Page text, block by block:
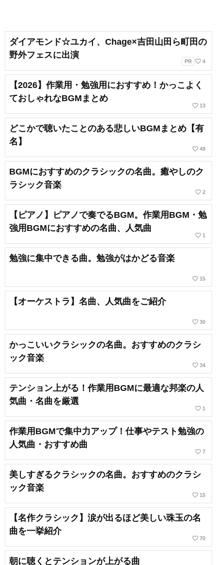
ダイアモンド☆ユカイ、Chage×吉田山田ら町田の
野外フェスに出演
PR favorite_border 4
【2026】作業用・勉強用におすすめ！かっこよく
ておしゃれなBGMまとめ
favorite_border 13
どこかで聴いたことのある悲しいBGMまとめ【有
名】
favorite_border 49
BGMにおすすめのクラシックの名曲。癒やしのク
ラシック音楽
favorite_border 2
【ピアノ】ピアノで奏でるBGM。作業用BGM・勉
強用BGMにおすすめの名曲、人気曲
favorite_border 1
勉強に集中できる曲。勉強がはかどる音楽
favorite_border 15
【オーケストラ】名曲、人気曲をご紹介
favorite_border 30
かっこいいクラシックの名曲。おすすめのクラシ
ック音楽
favorite_border 34
テンション上がる！作業用BGMに最適な邦楽の人
気曲・名曲を厳選
favorite_border 1
作業用BGMで集中力アップ！仕事やテスト勉強の
人気曲・おすすめ曲
favorite_border 7
美しすぎるクラシックの名曲。おすすめのクラシ
ック音楽
favorite_border 15
【名作クラシック】涙が出るほど美しい珠玉の名
曲を一挙紹介
favorite_border 70
朝に聴くとテンションが上がる曲